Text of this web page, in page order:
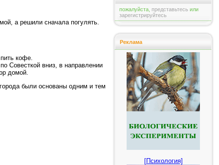
а решили сначала погулять.
кофе.
Совесткой вниз, в направлении
домой.
были основаны одним и тем
пожалуйста, представьтесь или
зарегистрируйтесь
Реклама
[Психология]